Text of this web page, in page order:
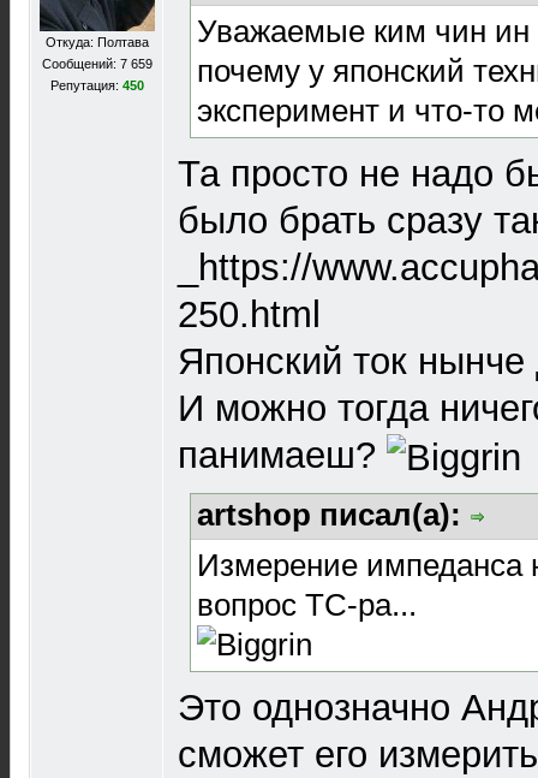
Откуда: Полтава
Сообщений: 7 659
Репутация: 450
Уважаемые ким чин ин
почему у японский
эксперимент и что-то
Та просто не надо
было брать сразу
_https://
250.html
Японский ток нынче
И можно тогда
панимаеш?
artshop писал(а):
Измерение импеданса
вопрос ТС-ра...
Это однозначно
сможет его